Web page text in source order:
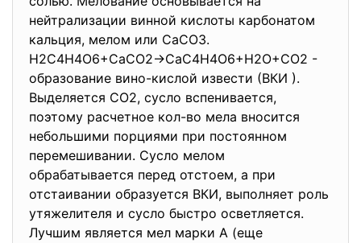
нейтрализации винной кислоты карбонатом
кальция, мелом или CaCO3.
H2C4H4O6+CaCO2→CaC4H4O6+H2O+CO2 -
образование вино-кислой извести (ВКИ ).
Выделяется CO2, сусло вспенивается,
поэтому расчетное кол-во мела вносится
небольшими порциями при постоянном
перемешивании. Сусло мелом
обрабатывается перед отстоем, а при
отстаивании образуется ВКИ, выполняет роль
утяжелителя и сусло быстро осветляется.
Лучшим является мел марки А (еще